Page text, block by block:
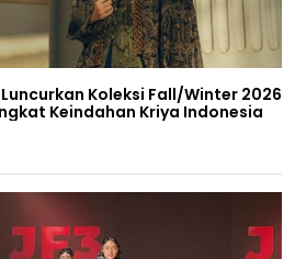
Luncurkan Koleksi Fall/Winter 2026
Keindahan Kriya Indonesia